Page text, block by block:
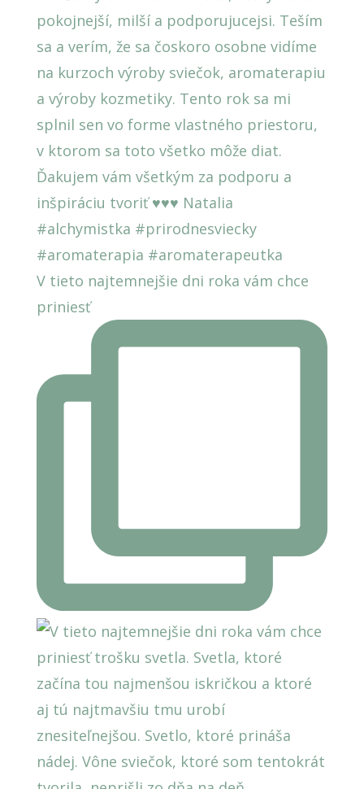
V tieto najtemnejšie dni roka vám chce
priniesť